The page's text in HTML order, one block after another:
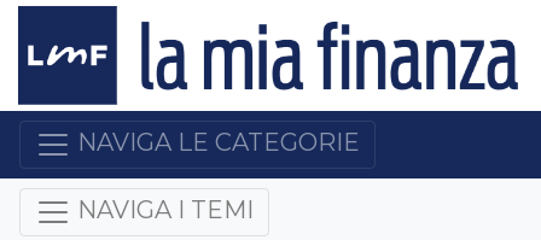
NAVIGA LE CATEGORIE
NAVIGA I TEMI